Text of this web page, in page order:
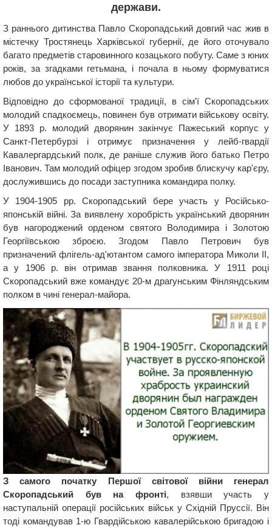
держави.
З раннього дитинства Павло Скоропадський довгий час жив в
містечку Тростянець Харківської губернії, де його оточувало
багато предметів старовинного козацького побуту. Саме з юних
років, за згадками гетьмана, і почала в ньому формуватися
любов до української історії та культури.
Відповідно до сформованої традиції, в сім'ї Скоропадських
молодий спадкоємець, повинен був отримати військову освіту.
У 1893 р. молодий дворянин закінчує Пажеський корпус у
Санкт-Петербурзі і отримує призначення у лейб-гвардії
Кавалергардський полк, де раніше служив його батько Петро
Іванович. Там молодий офіцер згодом зробив блискучу кар'єру,
дослужившись до посади заступника командира полку.
У 1904-1905 рр. Скоропадський бере участь у Російсько-
японській війні. За виявлену хоробрість український дворянин
був нагороджений орденом святого Володимира і Золотою
Георгіївською зброєю. Згодом Павло Петрович був
призначений флігель-ад'ютантом самого імператора Миколи II,
а у 1906 р. він отримав звання полковника. У 1911 році
Скоропадський вже командує 20-м драгунським Фінляндським
полком в чині генерал-майора.
З самого початку Першої світової війни генерал
Скоропадський був на фронті, взявши участь у
наступальній операції російських військ у Східній Пруссії. Він
тоді командував 1-ю Гвардійською кавалерійською бригадою і